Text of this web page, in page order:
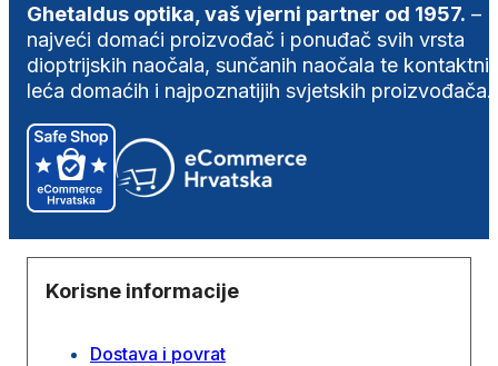
Ghetaldus optika, vaš vjerni partner od 1957. –
najveći domaći proizvođač i ponuđač svih vrsta
dioptrijskih naočala, sunčanih naočala te
leća domaćih i najpoznatijih svjetskih proizvođača.
Korisne informacije
Dostava i povrat